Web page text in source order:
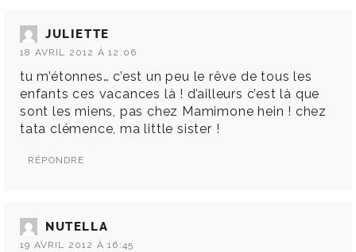
JULIETTE
18 AVRIL 2012 À 12:06
tu m’étonnes… c’est un peu le rêve de tous les
enfants ces vacances là ! d’ailleurs c’est là que
sont les miens, pas chez Mamimone hein ! chez
tata clémence, ma little sister !
RÉPONDRE
NUTELLA
19 AVRIL 2012 À 16:45